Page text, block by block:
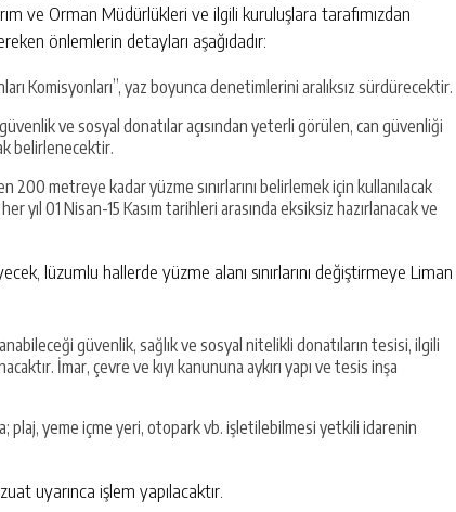
ve Orman Müdürlükleri ve ilgili kuruluşlara tarafımızdan
önlemlerin detayları aşağıdadır:
Komisyonları”, yaz boyunca denetimlerini aralıksız sürdürecektir.
ve sosyal donatılar açısından yeterli görülen, can güvenliği
belirlenecektir.
200 metreye kadar yüzme sınırlarını belirlemek için kullanılacak
yıl 01 Nisan-15 Kasım tarihleri arasında eksiksiz hazırlanacak ve
lüzumlu hallerde yüzme alanı sınırlarını değiştirmeye Liman
güvenlik, sağlık ve sosyal nitelikli donatıların tesisi, ilgili
İmar, çevre ve kıyı kanununa aykırı yapı ve tesis inşa
plaj, yeme içme yeri, otopark vb. işletilebilmesi yetkili idarenin
uyarınca işlem yapılacaktır.